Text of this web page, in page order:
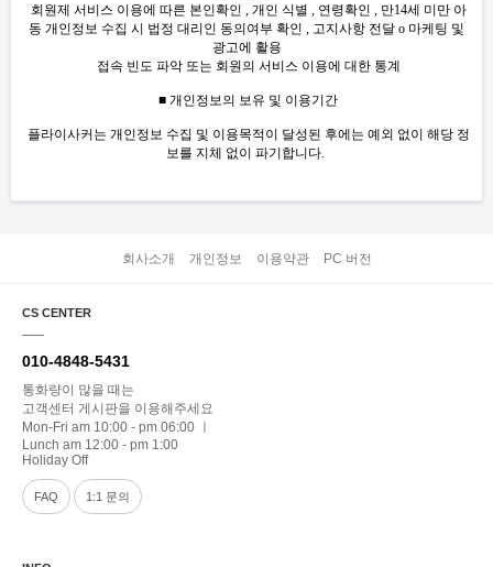
회원제 서비스 이용에 따른 본인확인 , 개인 식별 , 연령확인 , 만14세 미만 아
동 개인정보 수집 시 법정 대리인 동의여부 확인 , 고지사항 전달 ο 마케팅 및
광고에 활용
접속 빈도 파악 또는 회원의 서비스 이용에 대한 통계
■ 개인정보의 보유 및 이용기간
플라이사커는 개인정보 수집 및 이용목적이 달성된 후에는 예외 없이 해당 정
보를 지체 없이 파기합니다.
회사소개 개인정보 이용약관 PC 버전
CS CENTER
010-4848-5431
통화량이 많을 때는
고객센터 게시판을 이용해주세요
Mon-Fri am 10:00 - pm 06:00 ㅣ
Lunch am 12:00 - pm 1:00
Holiday Off
FAQ 1:1 문의